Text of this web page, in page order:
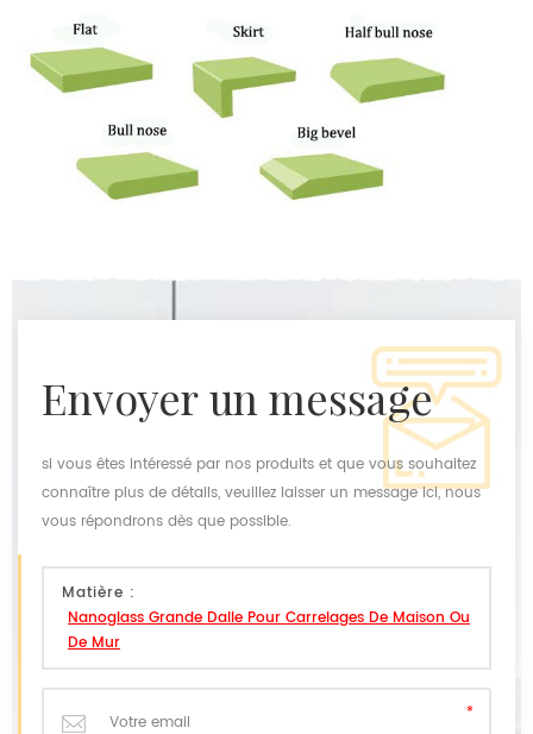
envoyer un message
si vous êtes intéressé par nos produits et que vous souhaitez
connaître plus de détails, veuillez laisser un message ici, nous
vous répondrons dès que possible.
Matière :
Nanoglass Grande Dalle Pour Carrelages De Maison Ou
De Mur